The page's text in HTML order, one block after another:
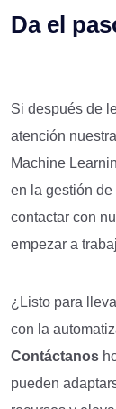
Da el
Si después de
atención
Machine
en la gestión
contactar con
empezar a
¿Listo para
con la
Contáctanos
pueden